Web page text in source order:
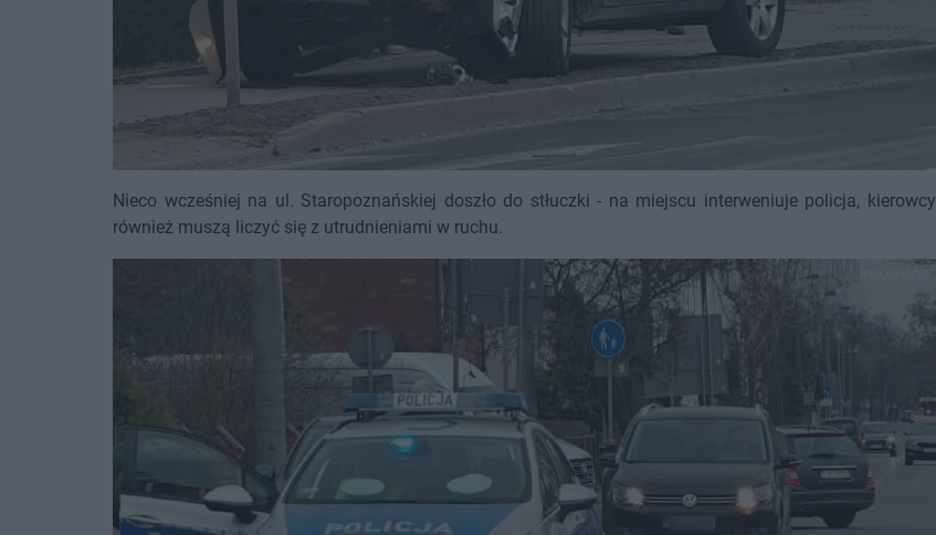
Nieco wcześniej na ul. Staropoznańskiej doszło do stłuczki - na miejscu interweniuje policja, kierowcy
również muszą liczyć się z utrudnieniami w ruchu.